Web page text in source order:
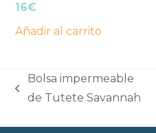
16€
Añadir al carrito
previous
Bolsa impermeable
de Tutete Savannah